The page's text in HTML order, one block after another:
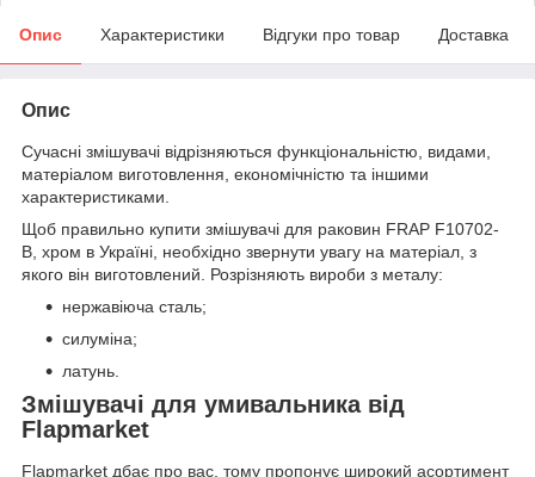
Опис Характеристики Відгуки про товар Доставка
Опис
Сучасні змішувачі відрізняються функціональністю, видами,
матеріалом виготовлення, економічністю та іншими
характеристиками.
Щоб правильно купити змішувачі для раковин FRAP F10702-
B, хром в Україні, необхідно звернути увагу на матеріал, з
якого він виготовлений. Розрізняють вироби з металу:
нержавіюча сталь;
силуміна;
латунь.
Змішувачі для умивальника від
Flapmarket
Flapmarket дбає про вас, тому пропонує широкий асортимент